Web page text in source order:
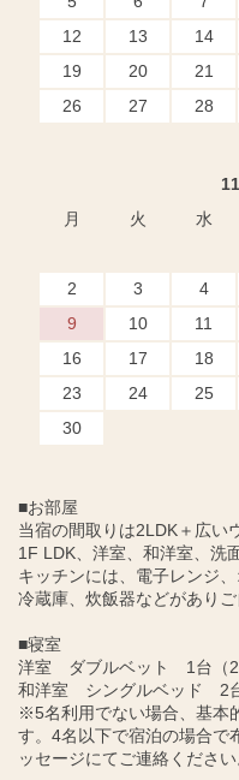
12
13 14
19
20 21
26
27 28
月
火 水
2
3 4
9
10 11
16
17 18
23
24 25
30
■お部屋
当宿の間取りは2LDK＋広い
1F LDK、洋室、和洋室、洗
キッチンには、電子レンジ
冷蔵庫、炊飯器などがあり
■寝室
洋室 ダブルベット 1台（2
和洋室 シングルベッド 2
※5名利用でない場合、基本
す。4名以下で宿泊の場合で
ッセージにてご連絡ください